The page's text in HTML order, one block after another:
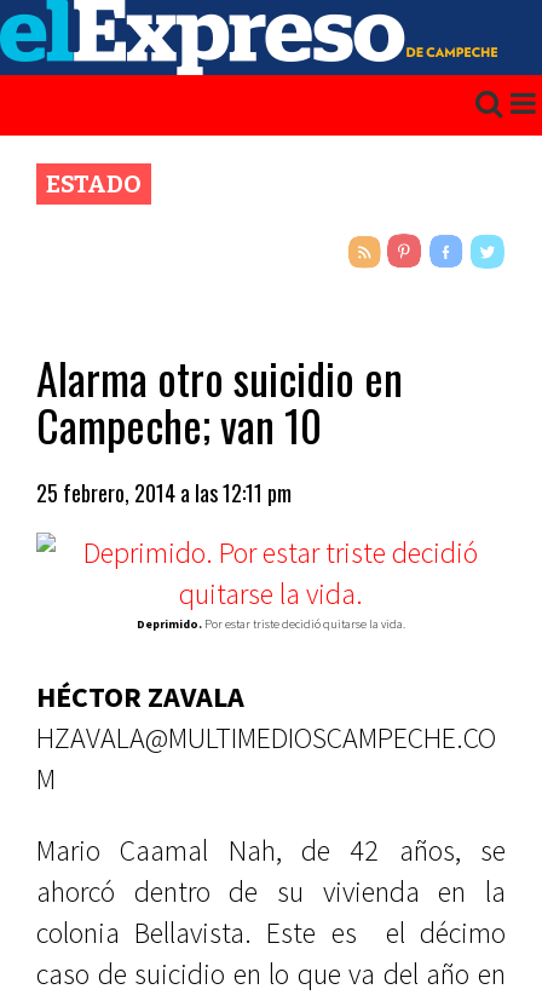
ESTADO
Alarma otro suicidio en
Campeche; van 10
25 febrero, 2014 a las 12:11 pm
Deprimido. Por estar triste decidió quitarse la vida.
HÉCTOR ZAVALA
HZAVALA@MULTIMEDIOSCAMPECHE.CO
M
Mario Caamal Nah, de 42 años, se
ahorcó dentro de su vivienda en la
colonia Bellavista. Este es el décimo
caso de suicidio en lo que va del año en